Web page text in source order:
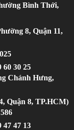
Bình Thới,
8, Quận 11,
60 30 25
Chánh Hưng,
Quận 8, TP.HCM)
47 47 13